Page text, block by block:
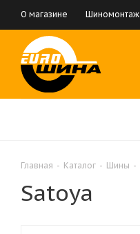
О магазине Шиномонтаж
Главная - Каталог - Шины -
Satoya